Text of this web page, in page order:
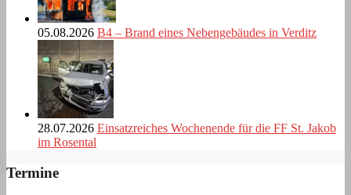
05.08.2026 B4 – Brand eines Nebengebäudes in Verditz
28.07.2026 Einsatzreiches Wochenende für die FF St. Jakob
im Rosental
Termine